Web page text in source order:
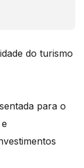
do turismo
para o